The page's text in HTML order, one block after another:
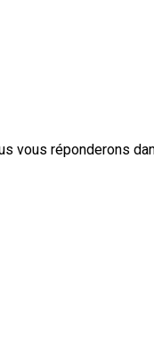
vous réponderons